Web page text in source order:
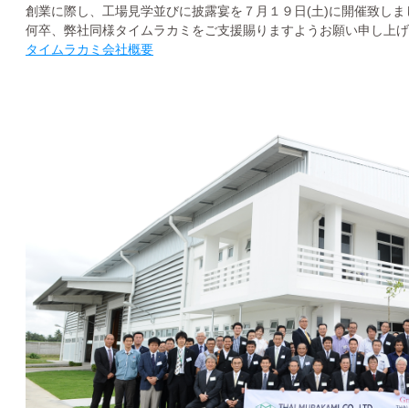
創業に際し、工場見学並びに披露宴を７月１９日(土)に開催致しま
何卒、弊社同様タイムラカミをご支援賜りますようお願い申し上
タイムラカミ会社概要